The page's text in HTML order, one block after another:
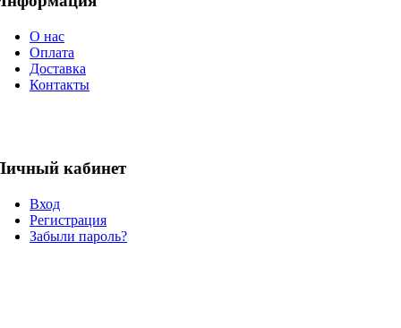
О нас
Оплата
Доставка
Контакты
кабинет
Вход
Регистрация
Забыли пароль?